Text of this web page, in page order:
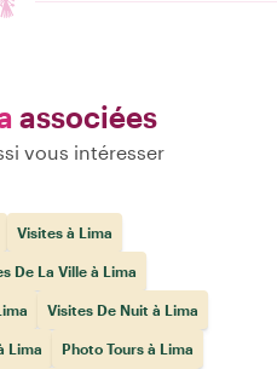
associées
vous intéresser
Visites à Lima
De La Ville à Lima
Visites De Nuit à Lima
Lima Photo Tours à Lima